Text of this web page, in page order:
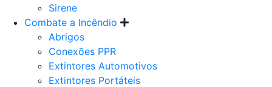
Sirene
Combate a Incêndio
Abrigos
Conexões PPR
Extintores Automotivos
Extintores Portáteis